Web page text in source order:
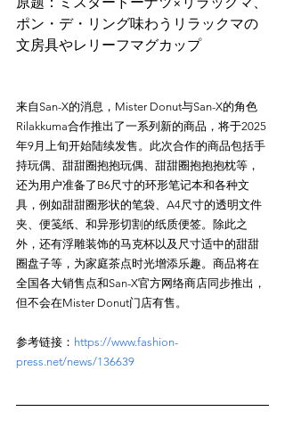
ポン・デ・リング味わうリラックマの
来自San-X的消息，Mister Donut与San-X的角色
Rilakkuma合作推出了一系列新的商品，将于2025
年9月上旬开始陆续发售。此次合作的商品包括手
持玩偶、甜甜圈抱抱玩偶、甜甜圈抱抱抱枕等，
还为用户准备了B6尺寸的环形笔记本和各种文
具，例如甜甜圈形状的笔袋、A4尺寸的透明文件
夹、便笺纸、和异形切割的纸质便签。除此之
外，还有浮雕装饰的马克杯以及尺寸适中的甜甜
圈盘子等，为家庭茶点时光增添乐趣。商品将在
全国各大销售点和San-X官方网络商店同步推出，
参考链接： https://www.fashion-
press.net/news/136639